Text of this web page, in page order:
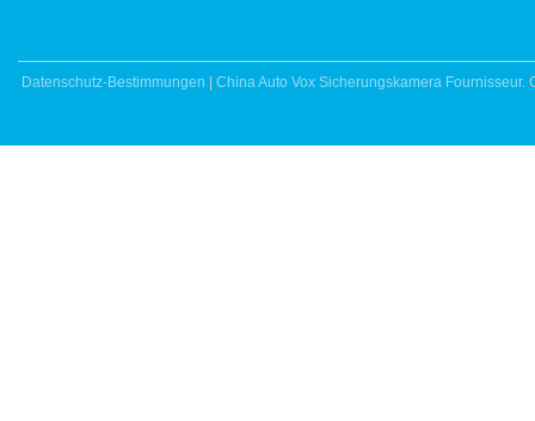
Datenschutz-Bestimmungen China Auto Vox Sicherungskamera Fournisseur.